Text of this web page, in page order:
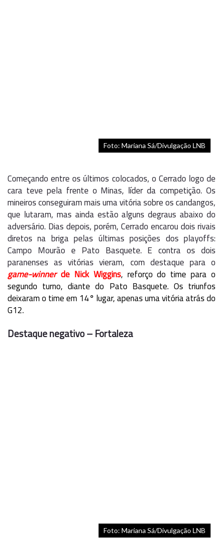
Foto: Mariana Sá/Divulgação LNB
Começando entre os últimos colocados, o Cerrado logo de
cara teve pela frente o Minas, líder da competição. Os
mineiros conseguiram mais uma vitória sobre os candangos,
que lutaram, mas ainda estão alguns degraus abaixo do
adversário. Dias depois, porém, Cerrado encarou dois rivais
diretos na briga pelas últimas posições dos playoffs:
Campo Mourão e Pato Basquete. E contra os dois
paranenses as vitórias vieram, com destaque para o
game-winnerde Nick Wiggins, reforço do time para o
segundo turno, diante do Pato Basquete. Os triunfos
deixaram o time em 14° lugar, apenas uma vitória atrás do
G12.
Destaque negativo – Fortaleza
Foto: Mariana Sá/Divulgação LNB